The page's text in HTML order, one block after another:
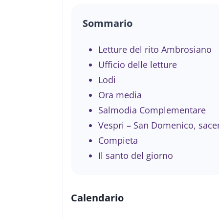
Sommario
Letture del rito Ambrosiano
Ufficio delle letture
Lodi
Ora media
Salmodia Complementare
Vespri – San Domenico,
Compieta
Il santo del giorno
Calendario